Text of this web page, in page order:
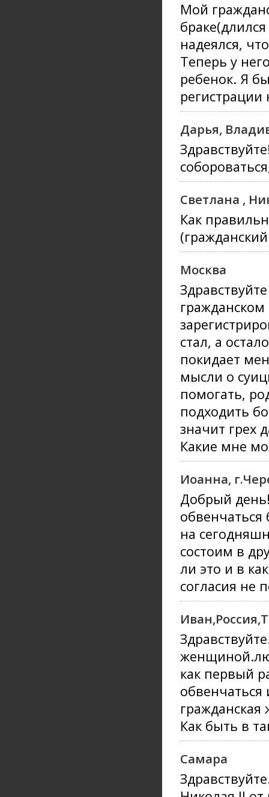
Мой
надеялся,
Теперь у
ребенок. Я
регистрации
Дарья,
Светлана ,
Как
Москва
стал, а
покидает
мысли о
помогать,
подходить
значит грех
Какие мне
Иоанна,
Добрый
обвенчаться
на
состоим в
ли это и в
согласия не
как первый
Как быть в
Самара